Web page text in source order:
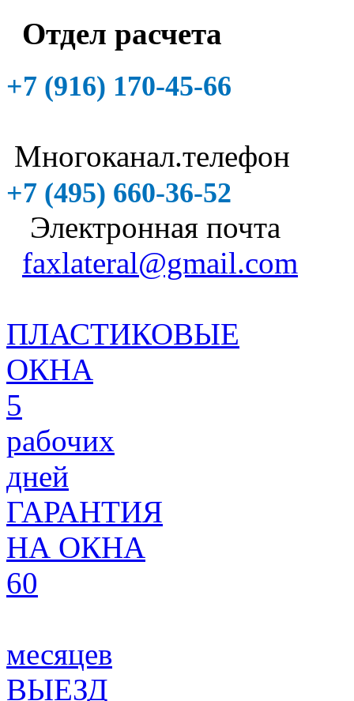
Отдел расчета
+7 (916) 170-45-66
Многоканал.телефон
+7 (495) 660-36-52
Электронная почта
faxlateral@gmail.com
ПЛАСТИКОВЫЕ
ОКНА
5
рабочих
дней
ГАРАНТИЯ
НА ОКНА
60
месяцев
ВЫЕЗД